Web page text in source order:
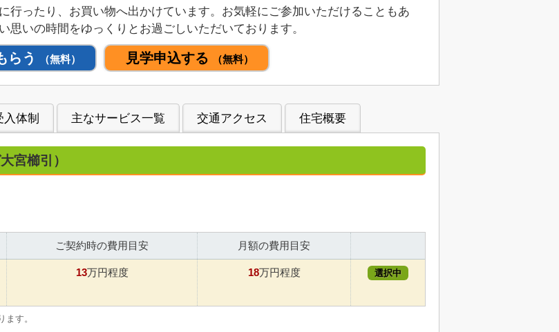
行ったり、お買い物へ出かけています。お気軽にご参加いただけることもあ
思いの時間をゆっくりとお過ごしいただいております。
らう （無料） 見学申込する （無料）
体制 主なサービス一覧 交通アクセス 住宅概要
宮櫛引）
ご契約時の費用目安 月額の費用目安
13万円程度 18万円程度 選択中
す。